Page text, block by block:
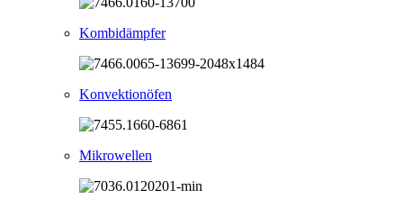
Kombidämpfer
Konvektionöfen
Mikrowellen